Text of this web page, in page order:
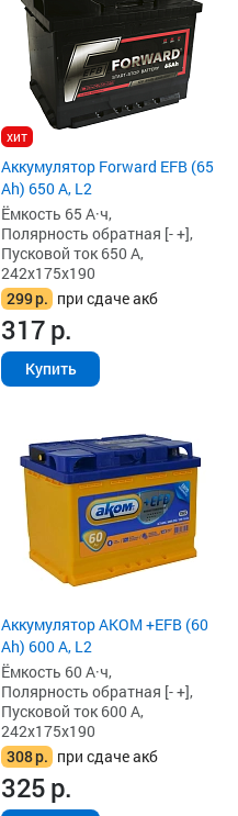
хит
Аккумулятор Forward EFB (65
Ah) 650 А, L2
Ёмкость 65 А·ч,
Полярность обратная [- +],
Пусковой ток 650 А,
242x175x190
299р. при сдаче акб
317р.
Купить
Аккумулятор AKOM +EFB (60
Ah) 600 А, L2
Ёмкость 60 А·ч,
Полярность обратная [- +],
Пусковой ток 600 А,
242x175x190
308р. при сдаче акб
325р.